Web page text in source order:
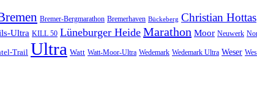
Bremer-Bergmarathon Bremerhaven Bückeberg Christian Hottas
Ultra KILL 50 Lüneburger Heide Marathon Moor Neuwerk
Trail Ultra Watt Watt-Moor-Ultra Wedemark Wedemark Ultra Weser